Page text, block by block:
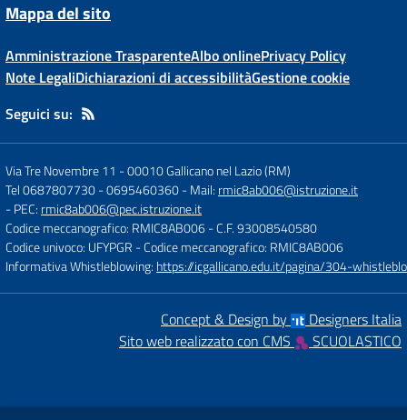
Mappa del sito
Amministrazione TrasparenteAlbo onlinePrivacy Policy
Note LegaliDichiarazioni di accessibilitàGestione cookie
Seguici su:
Via Tre Novembre 11 -00010 Gallicano nel Lazio (RM)
Tel 0687807730 - 0695460360- Mail: rmic8ab006@istruzione.it
- PEC: rmic8ab006@pec.istruzione.it
Codice meccanografico: RMIC8AB006- C.F. 93008540580
Codice univoco: UFYPGR - Codice meccanografico: RMIC8AB006
Informativa Whistleblowing: https://icgallicano.edu.it/pagina/304-
Concept & Design by
Designers Italia
Sito web realizzato con CMS
SCUOLASTICO